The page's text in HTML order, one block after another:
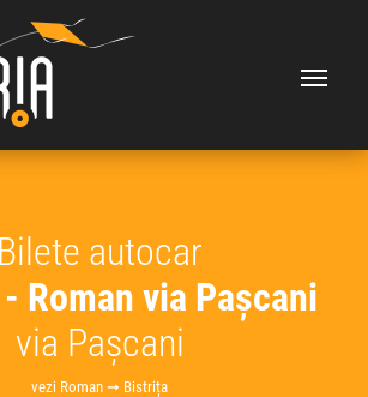
Bilete autocar
Roman via Pașcani
via Pașcani
vezi Roman ➞ Bistrița